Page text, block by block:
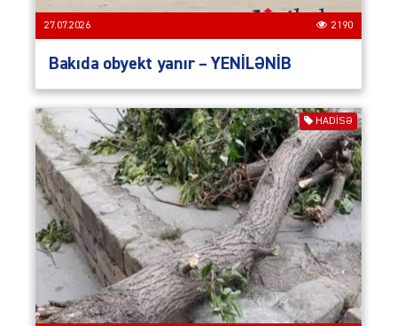
27.07.2026 2190
Bakıda obyekt yanır – YENİLƏNİB
HADISƏ